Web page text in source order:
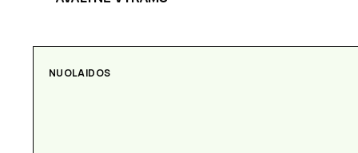
NUOLAIDOS
AKSESUARAI